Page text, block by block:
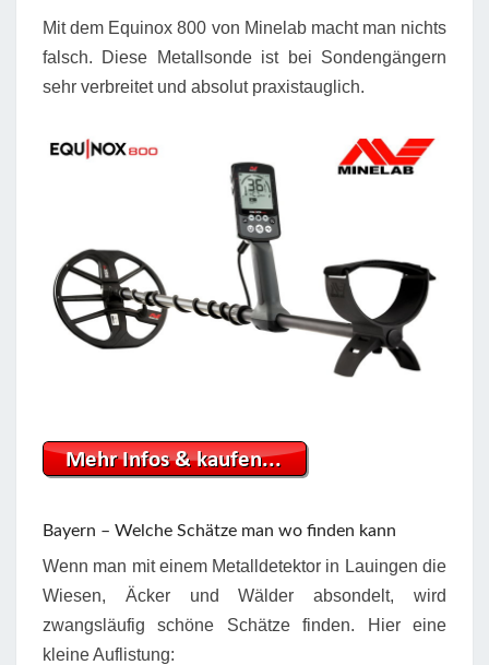
Mit dem Equinox 800 von Minelab macht man nichts
falsch. Diese Metallsonde ist bei Sondengängern
sehr verbreitet und absolut praxistauglich.
Bayern – Welche Schätze man wo finden kann
Wenn man mit einem Metalldetektor in Lauingen die
Wiesen, Äcker und Wälder absondelt, wird
zwangsläufig schöne Schätze finden. Hier eine
kleine Auflistung: